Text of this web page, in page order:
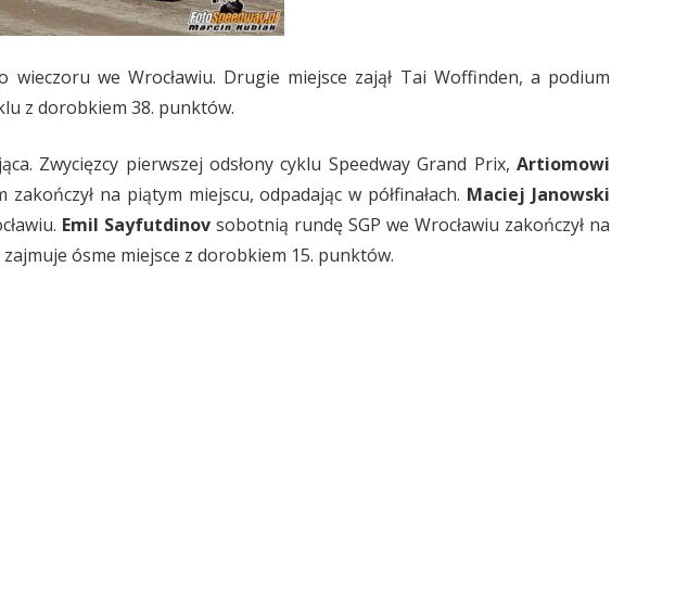
we Wrocławiu. Drugie miejsce zajął Tai Woffinden, a podium
z dorobkiem 38. punktów.
Zwycięzcy pierwszej odsłony cyklu Speedway Grand Prix, Artiomowi
na piątym miejscu, odpadając w półfinałach. Maciej Janowski
Emil Sayfutdinovsobotnią rundę SGP we Wrocławiu zakończył na
ósme miejsce z dorobkiem 15. punktów.